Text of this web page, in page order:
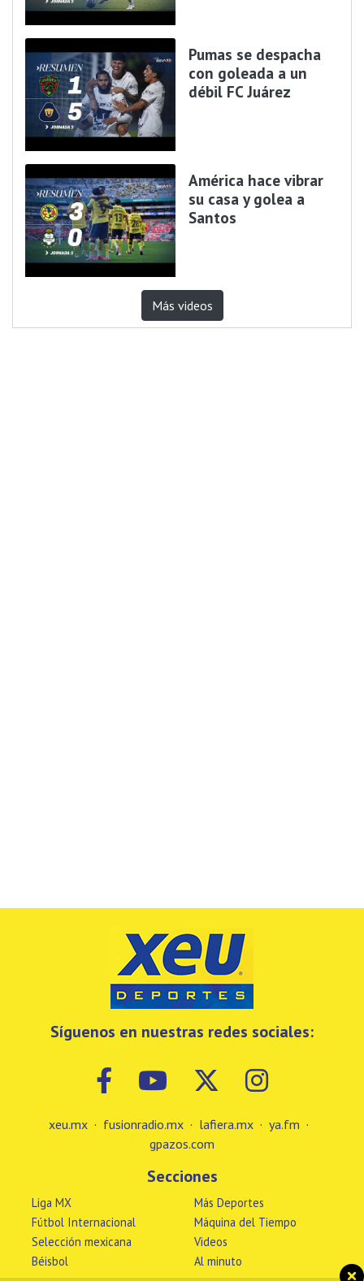
Pumas se despacha
con goleada a un
débil FC Juárez
América hace vibrar
su casa y golea a
Santos
Más videos
Síguenos en nuestras redes sociales:
xeu.mx · fusionradio.mx · lafiera.mx · ya.fm ·
gpazos.com
Secciones
Liga MX
Fútbol Internacional
Selección mexicana
Béisbol
Más Deportes
Máquina del Tiempo
Videos
Al minuto